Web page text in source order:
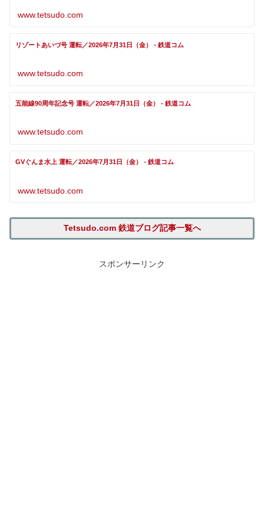
www.tetsudo.com
リゾートあいづ号 運転／2026年7月31日（金） - 鉄道コム
www.tetsudo.com
五能線90周年記念号 運転／2026年7月31日（金） - 鉄道コム
www.tetsudo.com
GVぐんま水上 運転／2026年7月31日（金） - 鉄道コム
www.tetsudo.com
Tetsudo.com 鉄道ブログ記事一覧へ
スポンサーリンク